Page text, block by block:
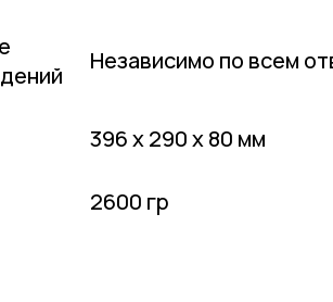
Независимо по всем
396 x 290 x 80 мм
2600 гр